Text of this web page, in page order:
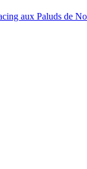
aux Paluds de